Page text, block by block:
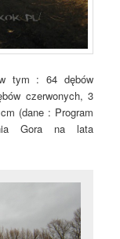
tym : 64 dębów
czerwonych, 3
(dane : Program
Gora na lata